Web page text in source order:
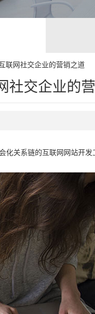
联网社交企业的营销之道
社交企业的
化关系链的互联网网站开